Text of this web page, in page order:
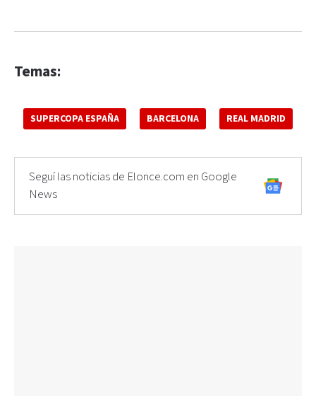
Temas:
SUPERCOPA ESPAÑA BARCELONA REAL MADRID
Seguí las noticias de Elonce.com en Google
News